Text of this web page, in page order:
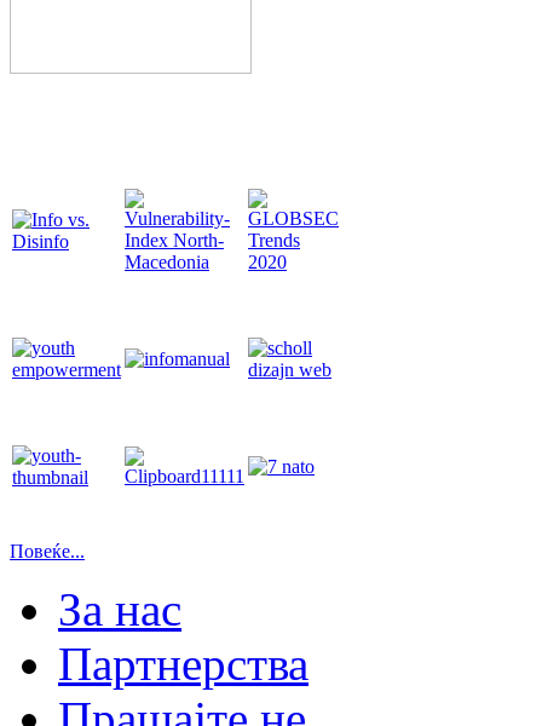
Повеќе...
За нас
Партнерства